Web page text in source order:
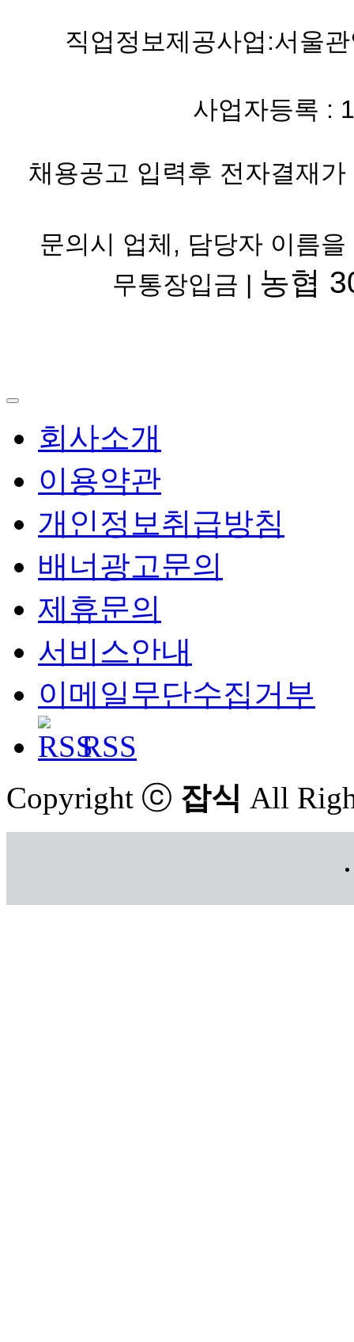
직업정보제공사업:서울
사업자등록 :
채용공고 입력후 전자결재
문의시 업체, 담당자 이름
무통장입금 | 농협
회사소개
이용약관
개인정보취급방침
배너광고문의
제휴문의
서비스안내
이메일무단수집거부
RSS
Copyright ⓒ 잡식 All